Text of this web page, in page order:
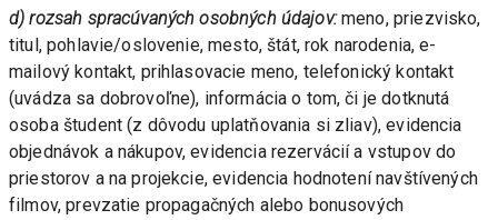
d) rozsah spracúvaných osobných údajov: meno, priezvisko,
titul, pohlavie/oslovenie, mesto, štát, rok narodenia, e-
mailový kontakt, prihlasovacie meno, telefonický kontakt
(uvádza sa dobrovoľne), informácia o tom, či je dotknutá
osoba študent (z dôvodu uplatňovania si zliav), evidencia
objednávok a nákupov, evidencia rezervácií a vstupov do
priestorov a na projekcie, evidencia hodnotení navštívených
filmov, prevzatie propagačných alebo bonusových